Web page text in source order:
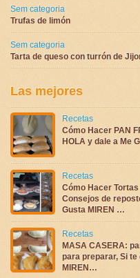
Sem categoria
Trufas de limón
Sem categoria
Tarta de queso con turrón de
Las mejores
Recetas
Cómo Hacer PAN
HOLA y dale a Me
Recetas
Cómo Hacer
Consejos de
Gusta MIREN …
Recetas
MASA CASERA:
para preparar, Si te
MIREN…